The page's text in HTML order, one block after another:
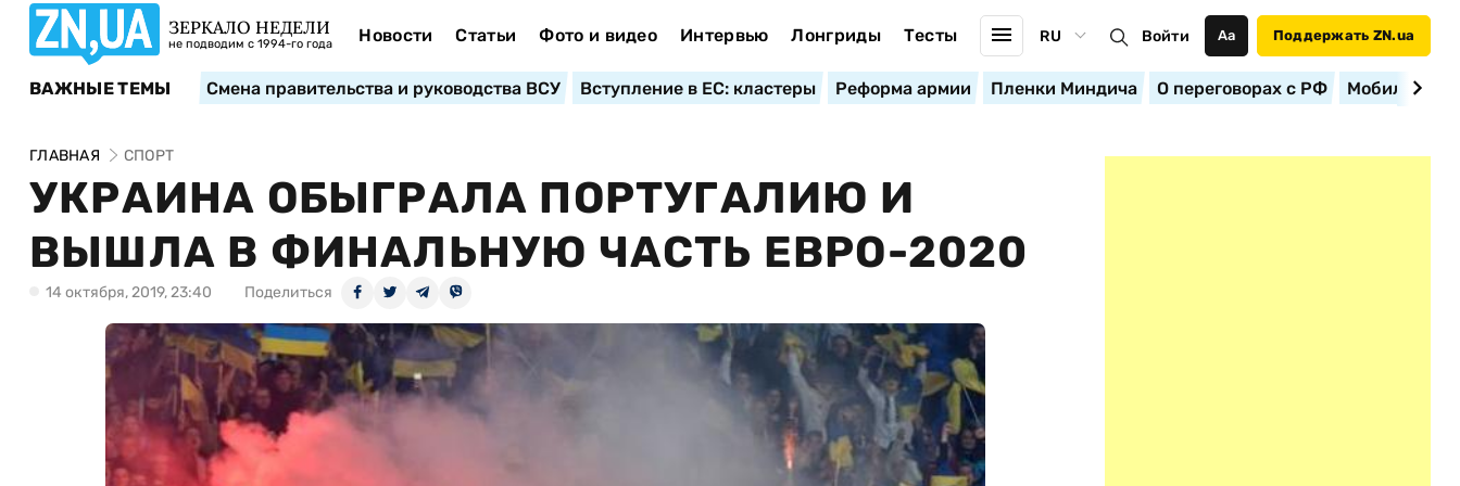
ЗЕРКАЛО НЕДЕЛИ
не подводим с 1994-го года Новости Статьи Фото и видео Интервью Лонгриды Тесты RU Войти Аа Поддержать ZN.ua
ВАЖНЫЕ ТЕМЫ Смена правительства и руководства ВСУ Вступление в ЕС: кластеры Реформа армии Пленки Миндича О переговорах с РФ
ГЛАВНАЯ СПОРТ
УКРАИНА ОБЫГРАЛА ПОРТУГАЛИЮ И
ВЫШЛА В ФИНАЛЬНУЮ ЧАСТЬ ЕВРО-2020
14 октября, 2019, 23:40 Поделиться